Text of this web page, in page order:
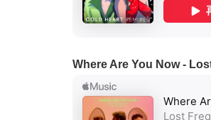
Where Are You Now -